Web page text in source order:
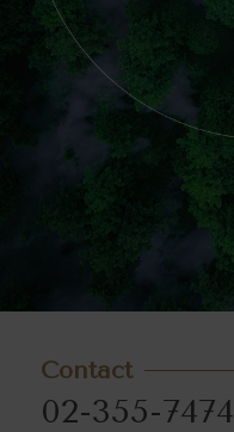
Contact
02-355-7474